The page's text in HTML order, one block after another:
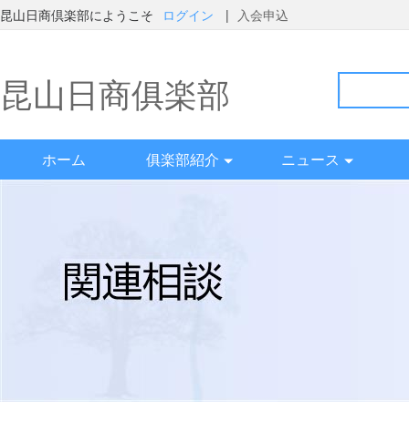
昆山日商倶楽部にようこそ ログイン | 入会申込
昆山日商俱楽部
ホーム 俱楽部紹介 ニュース